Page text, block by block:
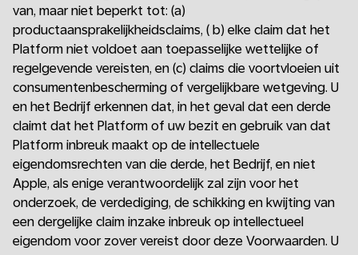
van, maar niet beperkt tot: (a)
productaansprakelijkheidsclaims, ( b) elke claim dat het
Platform niet voldoet aan toepasselijke wettelijke of
regelgevende vereisten, en (c) claims die voortvloeien uit
consumentenbescherming of vergelijkbare wetgeving. U
en het Bedrijf erkennen dat, in het geval dat een derde
claimt dat het Platform of uw bezit en gebruik van dat
Platform inbreuk maakt op de intellectuele
eigendomsrechten van die derde, het Bedrijf, en niet
Apple, als enige verantwoordelijk zal zijn voor het
onderzoek, de verdediging, de schikking en kwijting van
een dergelijke claim inzake inbreuk op intellectueel
eigendom voor zover vereist door deze Voorwaarden. U